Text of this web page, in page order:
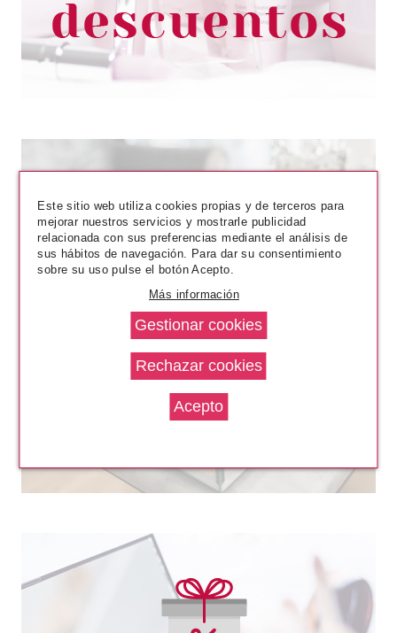
2.10€
NELLY
NELLY PACK TINTE 2/00 NEGRO
INTENSO
desde
3.40€
BABARIA
Este sitio web utiliza cookies propias y de terceros para
mejorar nuestros servicios y mostrarle publicidad
relacionada con sus preferencias mediante el análisis de
sus hábitos de navegación. Para dar su consentimiento
sobre su uso pulse el botón Acepto.
Más información